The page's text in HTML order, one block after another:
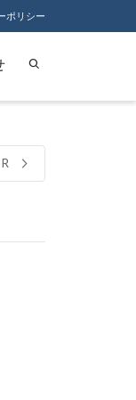
ポリシー